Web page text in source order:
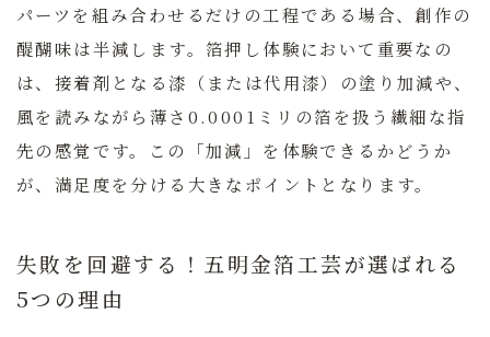
パーツを組み合わせるだけの工程である場合、創作の
醍醐味は半減します。箔押し体験において重要なの
は、接着剤となる漆（または代用漆）の塗り加減や、
風を読みながら薄さ0.0001ミリの箔を扱う繊細な指
先の感覚です。この「加減」を体験できるかどうか
が、満足度を分ける大きなポイントとなります。
失敗を回避する！五明金箔工芸が選ばれる
5つの理由